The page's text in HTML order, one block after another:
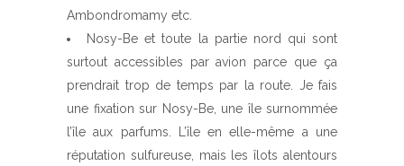
Ambondromamy etc.
Nosy-Be et toute la partie nord qui sont
surtout accessibles par avion parce que ça
prendrait trop de temps par la route. Je fais
une fixation sur Nosy-Be, une île surnommée
l’île aux parfums. L’île en elle-même a une
réputation sulfureuse, mais les îlots alentours